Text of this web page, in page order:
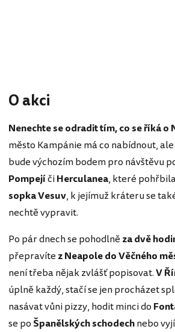
O akci
Nenechte se odradit tím, co se říká o
město Kampánie má co nabídnout,
bude výchozím bodem pro návštěvu
PompejíčiHerculanea, které
sopka Vesuv, k jejímuž kráteru se
nechtě vypravit.
Po pár dnech se pohodlně za dvě
přepravíte z Neapole do Věčného
není třeba nějak zvlášť popisovat.V
úplně každý, stačí se jen procházet
nasávat vůni pizzy, hodit minci do
se po Španělských schodechnebo